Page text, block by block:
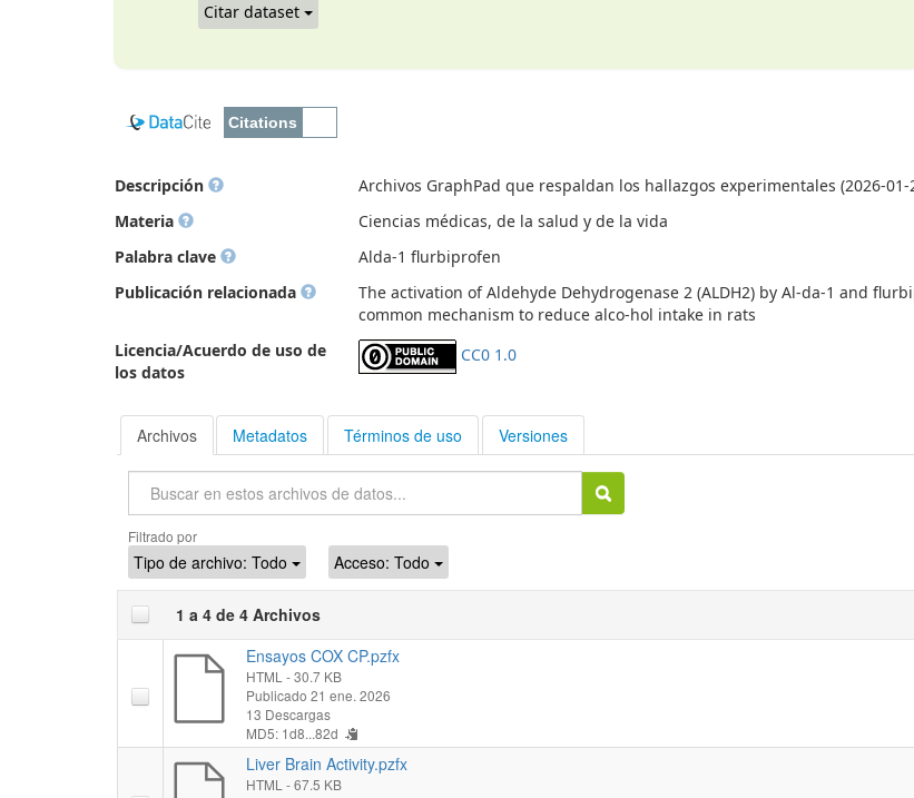
Citar dataset
Descripción
Archivos GraphPad que respaldan los hallazgos experimentales (2026-01-
Materia
Ciencias médicas, de la salud y de la vida
Palabra clave
Alda-1 flurbiprofen
Publicación relacionada
The activation of Aldehyde Dehydrogenase 2 (ALDH2) by Al-da-1 and
common mechanism to reduce alco-hol intake in rats
Licencia/Acuerdo de uso de
los datos
CC0 1.0
Archivos Metadatos Términos de uso Versiones
Filtrado por
Tipo de archivo: Todo Acceso: Todo
1 a 4 de 4 Archivos
Ensayos COX CP.pzfx
HTML - 30.7 KB
Publicado 21 ene. 2026
13 Descargas
MD5: 1d8...82d
Liver Brain Activity.pzfx
HTML - 67.5 KB